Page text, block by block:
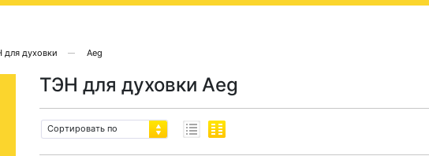
для духовки Aeg
ТЭН для духовки Aeg
Сортировать по